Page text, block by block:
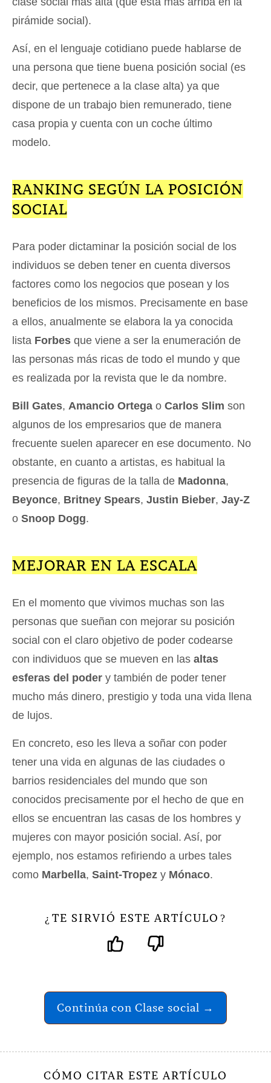
pirámide social).
Así, en el lenguaje cotidiano puede hablarse de
una persona que tiene buena posición social (es
decir, que pertenece a la clase alta) ya que
dispone de un trabajo bien remunerado, tiene
casa propia y cuenta con un coche último
modelo.
RANKING SEGÚN LA POSICIÓN
SOCIAL
Para poder dictaminar la posición social de los
individuos se deben tener en cuenta diversos
factores como los negocios que posean y los
beneficios de los mismos. Precisamente en base
a ellos, anualmente se elabora la ya conocida
lista Forbes que viene a ser la enumeración de
las personas más ricas de todo el mundo y que
es realizada por la revista que le da nombre.
Bill Gates, Amancio Ortega o Carlos Slim son
algunos de los empresarios que de manera
frecuente suelen aparecer en ese documento. No
obstante, en cuanto a artistas, es habitual la
presencia de figuras de la talla de Madonna,
Beyonce, Britney Spears, Justin Bieber, Jay-Z
o Snoop Dogg.
MEJORAR EN LA ESCALA
En el momento que vivimos muchas son las
personas que sueñan con mejorar su posición
social con el claro objetivo de poder codearse
con individuos que se mueven en las altas
esferas del poder y también de poder tener
mucho más dinero, prestigio y toda una vida llena
de lujos.
En concreto, eso les lleva a soñar con poder
tener una vida en algunas de las ciudades o
barrios residenciales del mundo que son
conocidos precisamente por el hecho de que en
ellos se encuentran las casas de los hombres y
mujeres con mayor posición social. Así, por
ejemplo, nos estamos refiriendo a urbes tales
como Marbella, Saint-Tropez y Mónaco.
¿ TE SIRVIÓ ESTE ARTÍCULO ?
Continúa con Clase social →
CÓMO CITAR ESTE ARTÍCULO